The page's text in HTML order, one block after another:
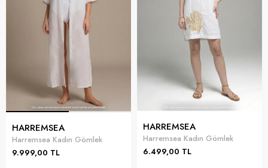
HARREMSEA
Harremsea Kadın Gömlek
9.999,00 TL
HARREMSEA
Harremsea Kadın Gömlek
6.499,00 TL